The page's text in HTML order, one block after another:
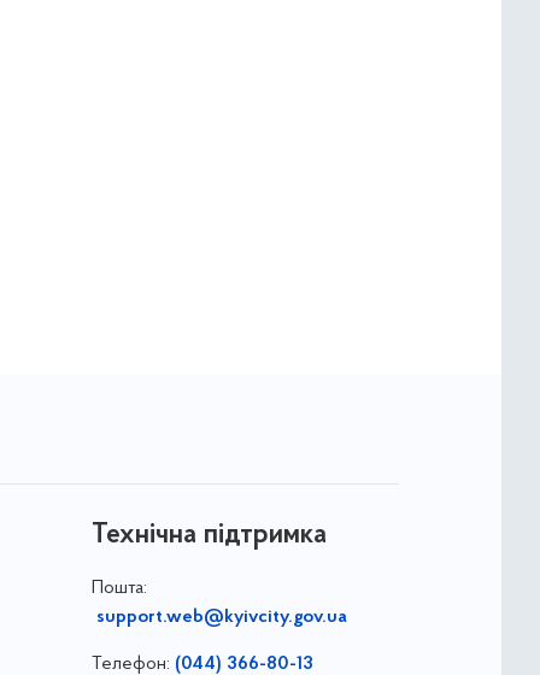
Технічна підтримка
Пошта:
support.web@kyivcity.gov.ua
Телефон: (044) 366-80-13